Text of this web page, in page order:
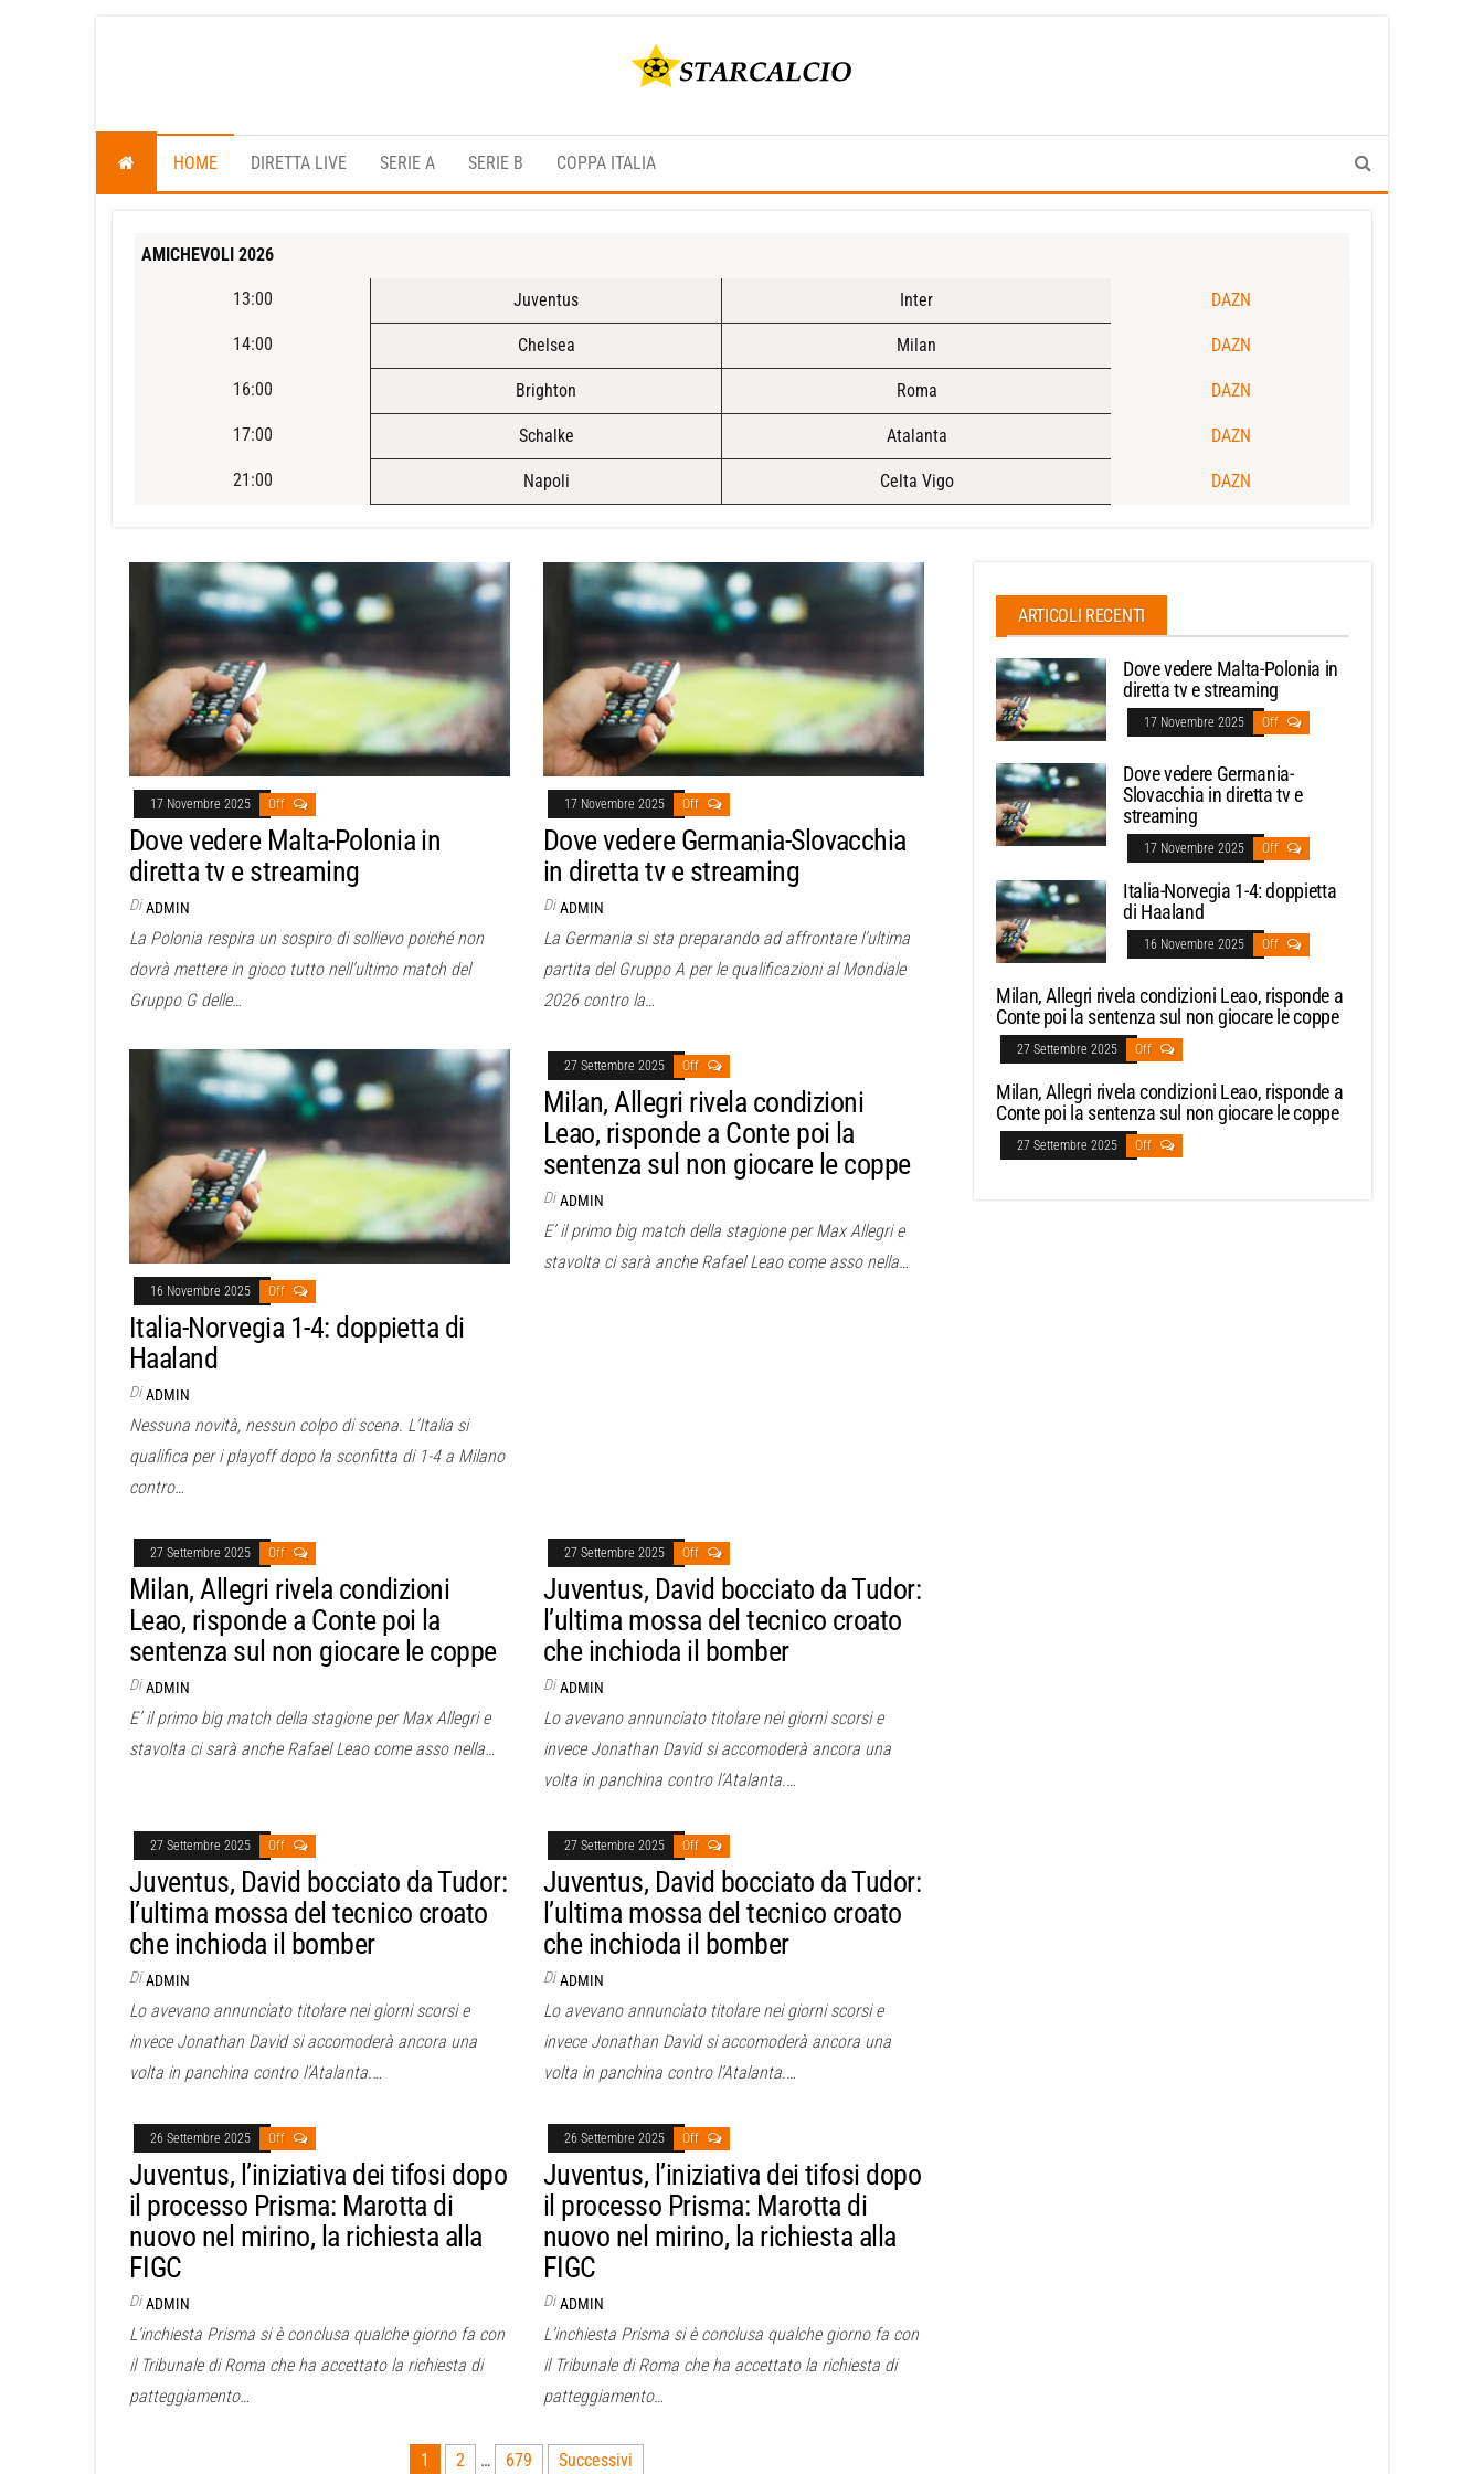
Rojadirecta
Calcio,
Star Live,
HOME DIRETTA LIVE SERIE A SERIE B COPPA ITALIA
AMICHEVOLI 2026
DAZN
Inter
Juventus
13:00
DAZN
Milan
Chelsea
14:00
DAZN
Roma
Brighton
16:00
DAZN
Atalanta
Schalke
17:00
DAZN
Celta Vigo
Napoli
21:00
17 Novembre 2025 Off
Dove vedere Malta-Polonia in
diretta tv e streaming
Di ADMIN
La Polonia respira un sospiro di sollievo poiché non
dovrà mettere in gioco tutto nell’ultimo match del
Gruppo G delle…
17 Novembre 2025 Off
Dove vedere Germania-Slovacchia
in diretta tv e streaming
Di ADMIN
La Germania si sta preparando ad affrontare l’ultima
partita del Gruppo A per le qualificazioni al Mondiale
2026 contro la…
16 Novembre 2025 Off
Italia-Norvegia 1-4: doppietta di
Haaland
Di ADMIN
Nessuna novità, nessun colpo di scena. L’Italia si
qualifica per i playoff dopo la sconfitta di 1-4 a Milano
contro…
27 Settembre 2025 Off
Milan, Allegri rivela condizioni
Leao, risponde a Conte poi la
sentenza sul non giocare le coppe
Di ADMIN
E’ il primo big match della stagione per Max Allegri e
stavolta ci sarà anche Rafael Leao come asso nella…
27 Settembre 2025 Off
Milan, Allegri rivela condizioni
Leao, risponde a Conte poi la
sentenza sul non giocare le coppe
Di ADMIN
E’ il primo big match della stagione per Max Allegri e
stavolta ci sarà anche Rafael Leao come asso nella…
27 Settembre 2025 Off
Juventus, David bocciato da Tudor:
l’ultima mossa del tecnico croato
che inchioda il bomber
Di ADMIN
Lo avevano annunciato titolare nei giorni scorsi e
invece Jonathan David si accomoderà ancora una
volta in panchina contro l’Atalanta.…
27 Settembre 2025 Off
Juventus, David bocciato da Tudor:
l’ultima mossa del tecnico croato
che inchioda il bomber
Di ADMIN
Lo avevano annunciato titolare nei giorni scorsi e
invece Jonathan David si accomoderà ancora una
volta in panchina contro l’Atalanta.…
27 Settembre 2025 Off
Juventus, David bocciato da Tudor:
l’ultima mossa del tecnico croato
che inchioda il bomber
Di ADMIN
Lo avevano annunciato titolare nei giorni scorsi e
invece Jonathan David si accomoderà ancora una
volta in panchina contro l’Atalanta.…
26 Settembre 2025 Off
Juventus, l’iniziativa dei tifosi dopo
il processo Prisma: Marotta di
nuovo nel mirino, la richiesta alla
FIGC
Di ADMIN
L’inchiesta Prisma si è conclusa qualche giorno fa con
il Tribunale di Roma che ha accettato la richiesta di
patteggiamento…
26 Settembre 2025 Off
Juventus, l’iniziativa dei tifosi dopo
il processo Prisma: Marotta di
nuovo nel mirino, la richiesta alla
FIGC
Di ADMIN
L’inchiesta Prisma si è conclusa qualche giorno fa con
il Tribunale di Roma che ha accettato la richiesta di
patteggiamento…
1 2 … 679 Successivi
ARTICOLI RECENTI
Dove vedere Malta-Polonia in
diretta tv e streaming
17 Novembre 2025 Off
Dove vedere Germania-
Slovacchia in diretta tv e
streaming
17 Novembre 2025 Off
Italia-Norvegia 1-4: doppietta
di Haaland
16 Novembre 2025 Off
Milan, Allegri rivela condizioni Leao, risponde a
Conte poi la sentenza sul non giocare le coppe
27 Settembre 2025 Off
Milan, Allegri rivela condizioni Leao, risponde a
Conte poi la sentenza sul non giocare le coppe
27 Settembre 2025 Off